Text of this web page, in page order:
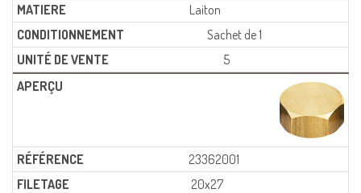
Laiton
Sachet de 1
5
23362001
20x27